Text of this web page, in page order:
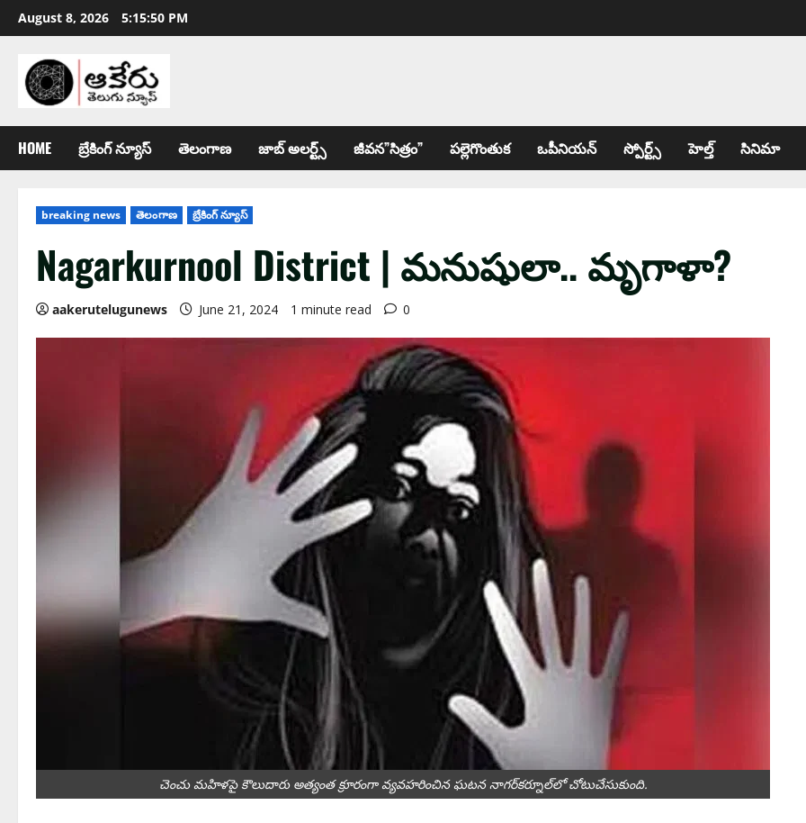
August 8, 2026 5:15:51 PM
HOME బ్రేకింగ్ న్యూస్ తెలంగాణ జాబ్ అల‌ర్ట్స్ జీవన”సిత్రం” పల్లెగొంతుక ఒపీనియన్ స్పోర్ట్స్ హెల్త్ సినిమా
breaking news తెలంగాణ బ్రేకింగ్ న్యూస్
Nagarkurnool District | మ‌నుషులా.. మృగాళా?
aakerutelugunews June 21, 2024 1 minute read 0
చెంచు మహిళపై కౌలుదారు అత్యంత క్రూరంగా వ్య‌వ‌హ‌రించిన ఘటన నాగర్‌కర్నూల్‌లో చోటుచేసుకుంది.